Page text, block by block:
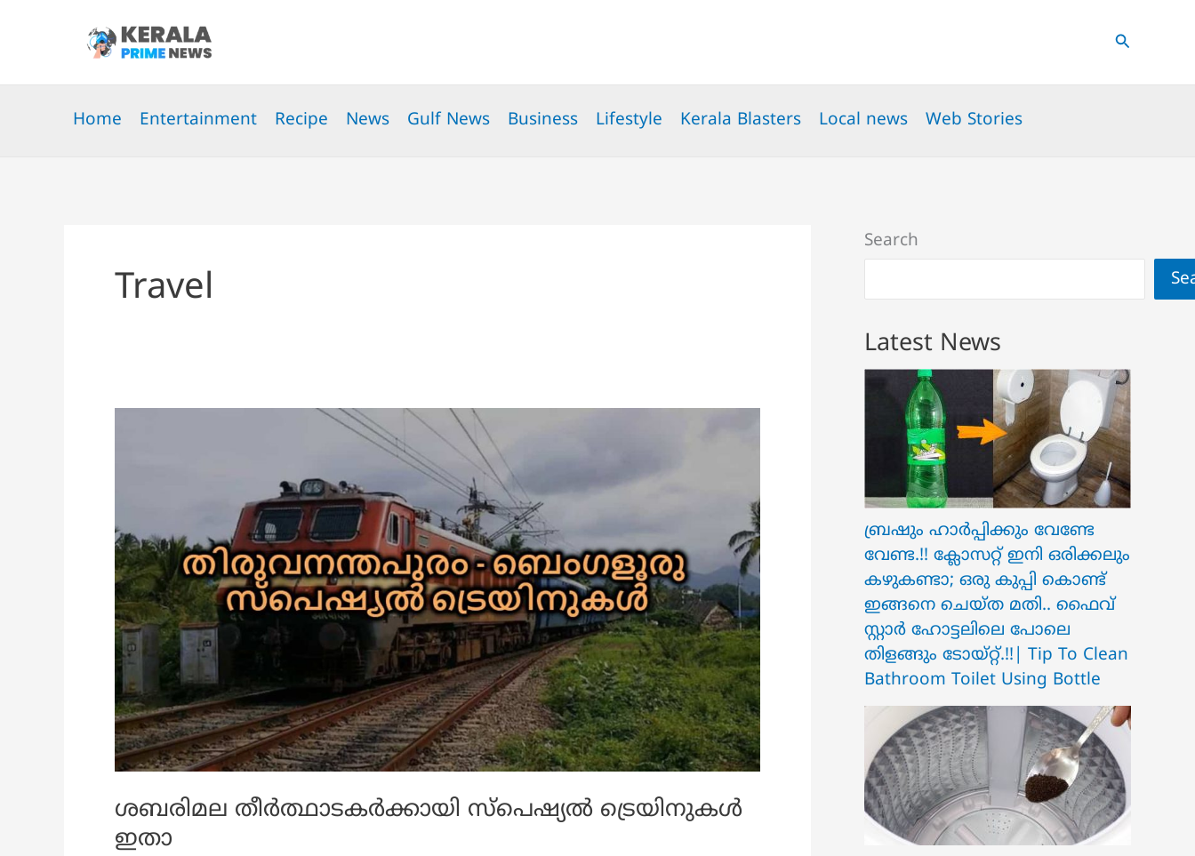
Search
Home Entertainment Recipe News Gulf News Business Lifestyle Kerala Blasters Local news Web Stories
Travel
ശബരിമല തീർത്ഥാടകർക്കായി സ്പെഷ്യൽ ട്രെയിനുകൾ
ഇതാ
Search
Latest News
ബ്രഷും ഹാർപ്പിക്കും വേണ്ടേ
വേണ്ട.!! ക്ലോസറ്റ് ഇനി ഒരിക്കലും
കഴുകണ്ടാ; ഒരു കുപ്പി കൊണ്ട്
ഇങ്ങനെ ചെയ്ത മതി.. ഫൈവ്
സ്റ്റാർ ഹോട്ടലിലെ പോലെ
തിളങ്ങും ടോയ്റ്റ്.!!| Tip To Clean
Bathroom Toilet Using Bottle